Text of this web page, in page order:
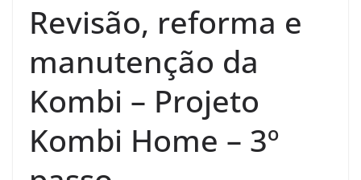
Revisão, reforma e
manutenção da
Kombi – Projeto
Kombi Home – 3º